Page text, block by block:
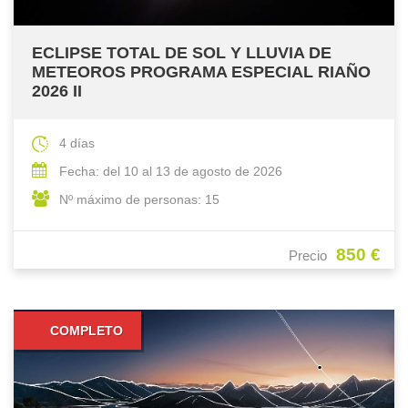
ECLIPSE TOTAL DE SOL Y LLUVIA DE
METEOROS PROGRAMA ESPECIAL RIAÑO
2026 II
Precio 850 €
4 días
Fecha: del 10 al 13 de agosto de 2026
Nº máximo de personas: 15
COMPLETO